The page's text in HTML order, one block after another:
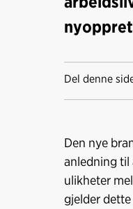
Del denne
Den nye
anledning til
ulikheter
gjelder